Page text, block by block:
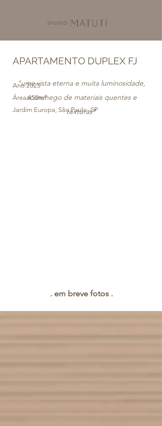
"uma vista eterna e muita luminosidade,
aconchego de materiais quentes e
texturas"
APARTAMENTO DUPLEX FJ
Ano 2025
Área 450m²
Jardim Europa, São Paulo -SP
. em breve fotos .